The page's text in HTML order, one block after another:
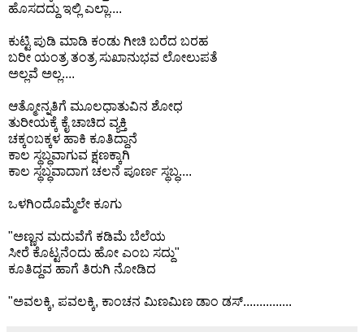
ಹೊಸದದ್ದು ಇಲ್ಲಿ ಎಲ್ಲಾ....
ಕುಟ್ಟಿ ಪುಡಿ ಮಾಡಿ ಕಂಡು ಗೀಚಿ ಬರೆದ ಬರಹ
ಬರೀ ಯಂತ್ರ ತಂತ್ರ ಸುಖಾನುಭವ ಲೋಲುಪತೆ
ಅಲ್ಲವೆ ಅಲ್ಲ....
ಆತ್ಮೋನ್ನತಿಗೆ ಮೂಲಧಾತುವಿನ ಶೋಧ
ತುರೀಯಕ್ಕೆ ಕೈ ಚಾಚಿದ ವ್ಯಕ್ತಿ
ಚಕ್ಕಂಬಕ್ಕಳ ಹಾಕಿ ಕೂತಿದ್ದಾನೆ
ಕಾಲ ಸ್ಥಬ್ಧವಾಗುವ ಕ್ಷಣಕ್ಕಾಗಿ
ಕಾಲ ಸ್ಥಬ್ಧವಾದಾಗ ಚಲನೆ ಪೂರ್ಣ ಸ್ಥಬ್ಧ....
ಒಳಗಿಂದೊಮ್ಮೆಲೇ ಕೂಗು
"ಅಣ್ಣನ ಮದುವೆಗೆ ಕಡಿಮೆ ಬೆಲೆಯ
ಸೀರೆ ಕೊಟ್ಟನೆಂದು ಹೋ ಎಂಬ ಸದ್ದು"
ಕೂತಿದ್ದವ ಹಾಗೆ ತಿರುಗಿ ನೋಡಿದ
"ಅವಲಕ್ಕಿ, ಪವಲಕ್ಕಿ, ಕಾಂಚನ ಮಿಣಮಿಣ ಡಾಂ ಡಸ್...............